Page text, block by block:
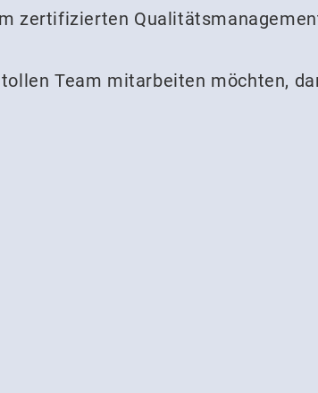
zertifizierten
Team mitarbeiten möchten,